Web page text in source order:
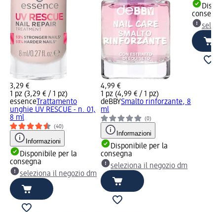
3,29 €
1 pz (3,29 € / 1 pz)
essence Trattamento
unghie UV RESCUE - n. 01,
8 ml
(40)
Informazioni
Disponibile per la
consegna
seleziona il negozio dm
4,99 €
1 pz (4,99 € / 1 pz)
deBBYSmalto rinforzante, 8
ml
(0)
Informazioni
Disponibile per la
consegna
seleziona il negozio dm